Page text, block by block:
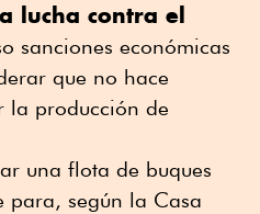
lucha contra el
sanciones económicas
que no hace
la producción de
una flota de buques
para, según la Casa